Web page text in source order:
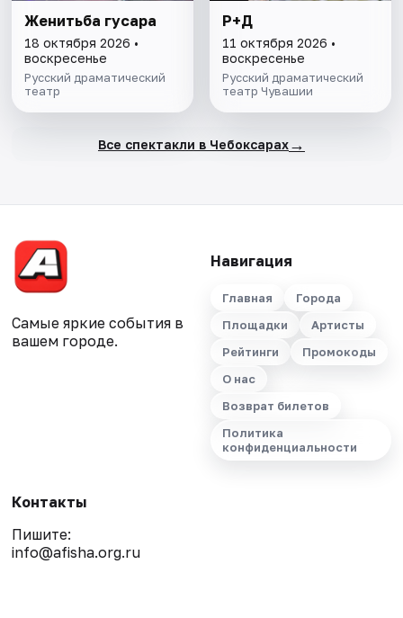
Женитьба гусара
18 октября 2026 •
воскресенье
Русский драматический
театр
Р+Д
11 октября 2026 •
воскресенье
Русский драматический
театр Чувашии
Все спектакли в Чебоксарах→
Самые яркие события в
вашем городе.
Навигация
Главная
Города
Площадки
Артисты
Рейтинги
Промокоды
О нас
Возврат билетов
Политика
конфиденциальности
Контакты
Пишите:
info@afisha.org.ru